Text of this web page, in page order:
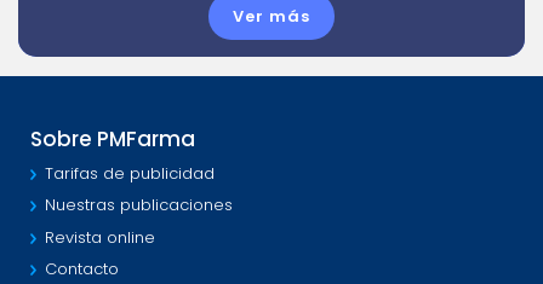
Ver más
Sobre PMFarma
Tarifas de publicidad
Nuestras publicaciones
Revista online
Contacto